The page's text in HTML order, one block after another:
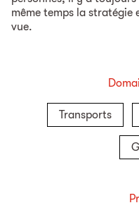
même temps la stratégie
vue.
Transports